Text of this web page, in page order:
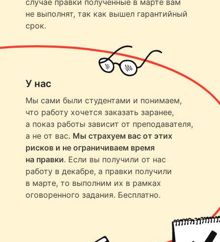
случае правки полученные в марте вам
не выполнят, так как вышел гарантийный
срок.
У нас
Мы сами были студентами и понимаем,
что работу хочется заказать заранее,
а показ работы зависит от преподавателя,
а не от вас. Мы страхуем вас от этих
рисков и не ограничиваем время
на правки. Если вы получили от нас
работу в декабре, а правки получили
в марте, то выполним их в рамках
оговоренного задания. Бесплатно.